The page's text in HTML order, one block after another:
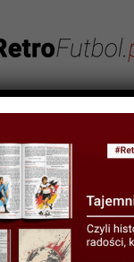
recenzja